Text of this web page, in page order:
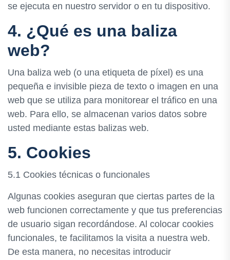
se ejecuta en nuestro servidor o en tu dispositivo.
4. ¿Qué es una baliza
web?
Una baliza web (o una etiqueta de píxel) es una
pequeña e invisible pieza de texto o imagen en una
web que se utiliza para monitorear el tráfico en una
web. Para ello, se almacenan varios datos sobre
usted mediante estas balizas web.
5. Cookies
5.1 Cookies técnicas o funcionales
Algunas cookies aseguran que ciertas partes de la
web funcionen correctamente y que tus preferencias
de usuario sigan recordándose. Al colocar cookies
funcionales, te facilitamos la visita a nuestra web.
De esta manera, no necesitas introducir